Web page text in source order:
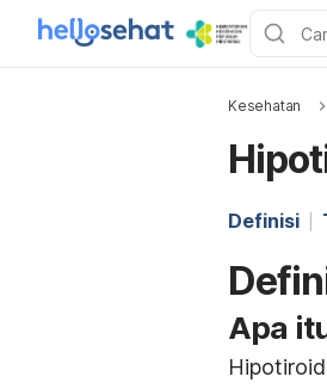
Kesehatan
Definisi
Apa